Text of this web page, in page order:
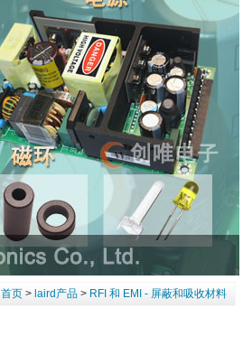
首页 > laird产品 > RFI 和 EMI - 屏蔽和吸收材料